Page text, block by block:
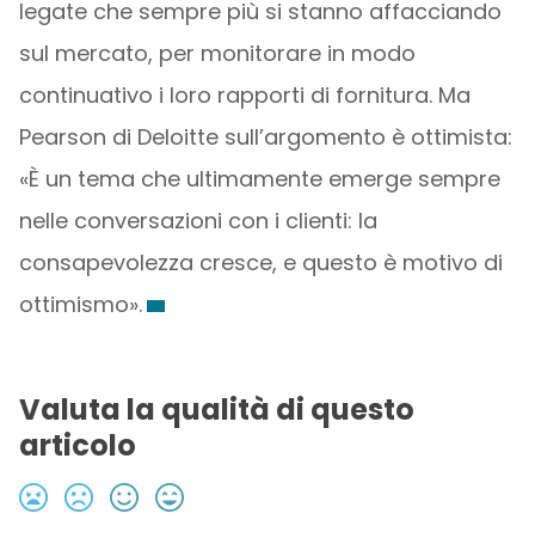
legate che sempre più si stanno affacciando
sul mercato, per monitorare in modo
continuativo i loro rapporti di fornitura. Ma
Pearson di Deloitte sull’argomento è ottimista:
«È un tema che ultimamente emerge sempre
nelle conversazioni con i clienti: la
consapevolezza cresce, e questo è motivo di
ottimismo».
Valuta la qualità di questo
articolo